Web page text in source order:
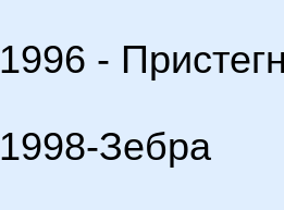
1996 -
1998-Зебра